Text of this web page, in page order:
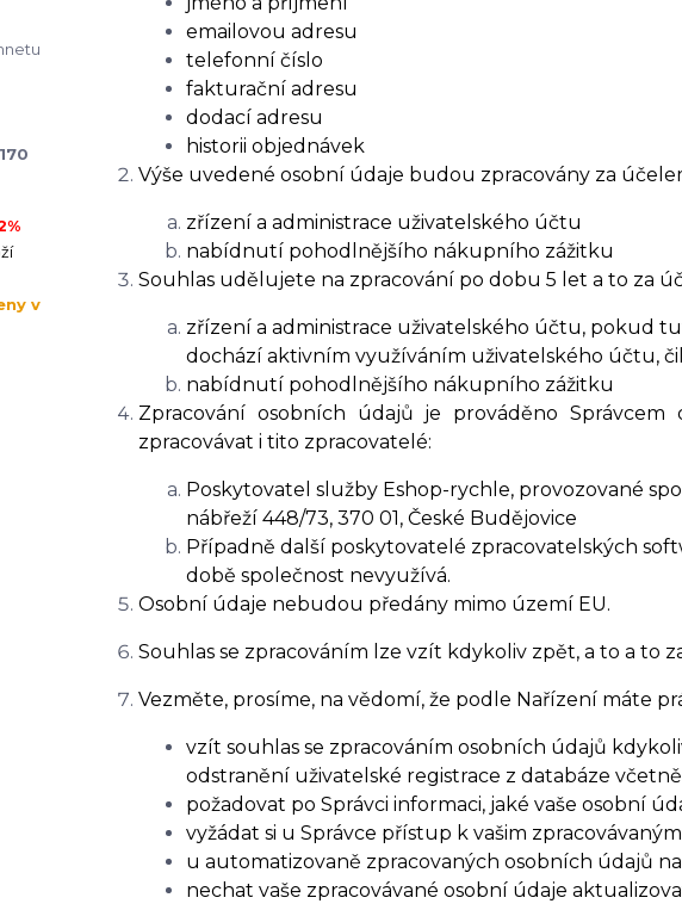
v
emailovou adresu
telefonní číslo
fakturační adresu
dodací adresu
historii objednávek
Výše uvedené osobní údaje budou zpracovány za
zřízení a administrace uživatelského účtu
nabídnutí pohodlnějšího nákupního zážitku
Souhlas udělujete na zpracování po dobu 5 let a to za
zřízení a administrace uživatelského účtu, pokud
dochází aktivním využíváním uživatelského účtu,
nabídnutí pohodlnějšího nákupního zážitku
Zpracování osobních údajů je prováděno
zpracovávat i tito zpracovatelé:
Poskytovatel služby Eshop-rychle, provozované
nábřeží 448/73, 370 01, České Budějovice
Případně další poskytovatelé zpracovatelských
době společnost nevyužívá.
Osobní údaje nebudou předány mimo území EU.
Souhlas se zpracováním lze vzít kdykoliv zpět, a to a to
Vezměte, prosíme, na vědomí, že podle Nařízení máte
vzít souhlas se zpracováním osobních údajů
odstranění uživatelské registrace z databáze
požadovat po Správci informaci, jaké vaše osobní
vyžádat si u Správce přístup k vašim
u automatizovaně zpracovaných osobních údajů
nechat vaše zpracovávané osobní údaje